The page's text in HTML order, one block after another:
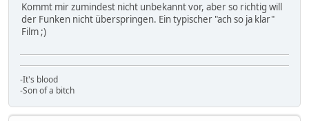
Kommt mir zumindest nicht unbekannt vor, aber so richtig will
der Funken nicht überspringen. Ein typischer "ach so ja klar"
Film ;)
-It's blood
-Son of a bitch